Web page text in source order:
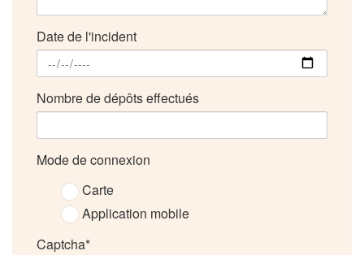
Date de l'incident
Nombre de dépôts effectués
Mode de connexion
Carte
Application mobile
Captcha